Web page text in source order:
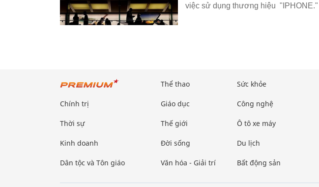
việc sử dụng thương hiệu "IPHONE."
Chính trị
Thời sự
Kinh doanh
Dân tộc và Tôn giáo
Thể thao
Giáo dục
Thế giới
Đời sống
Văn hóa - Giải trí
Sức khỏe
Công nghệ
Ô tô xe máy
Du lịch
Bất động sản